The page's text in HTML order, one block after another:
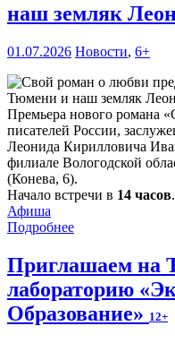
наш земляк
01.07.2026 Новости, 6+
Премьера нового романа
писателей России,
Леонида Кирилловича
филиале Вологодской
(Конева, 6).
Начало встречи в 14 часов.
Афиша
Подробнее
Приглашаем на
лабораторию
Образование» 12+